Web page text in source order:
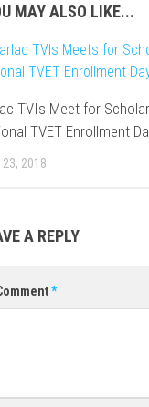
MAY ALSO LIKE...
TVIs Meet for
TVET Enrollment
23, 2018
A REPLY
*